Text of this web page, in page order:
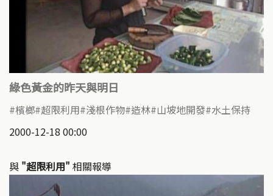
綠色黃金的昨天與明日
檳榔 超限利用 淺根作物 造林 山坡地開發 水土保持
2000-12-18 00:00
與 "超限利用" 相關報導